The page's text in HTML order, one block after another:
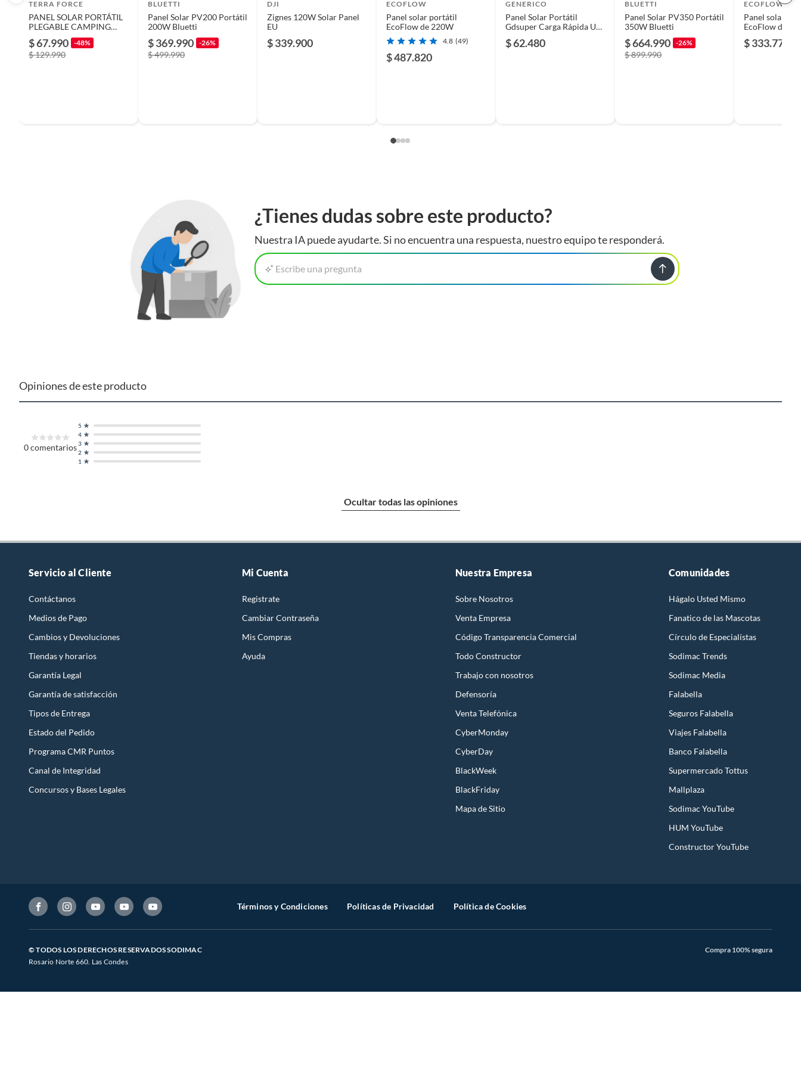
Tecnología fotovoltaica Monocristalino
Porcentaje de eficiencia (%)
TERRA FORCE
PANEL SOLAR PORTÁTIL
PLEGABLE CAMPING
40W WATERPROOF USB
USB-C QC30 Y PD18W
$ 67.990 -48%
$ 129.990
BLUETTI
Panel Solar PV200 Portátil
200W Bluetti
$ 369.990 -26%
$ 499.990
DJI
Zignes 120W Solar Panel
EU
$ 339.900
ECOFLOW
Panel solar portátil
EcoFlow de 220W
4.8 (49)
$ 487.820
GENERICO
Panel Solar Portátil
Gdsuper Carga Rápida USB
$ 62.480
BLUETTI
Panel Solar PV350 Portátil
350W Bluetti
$ 664.990 -26%
$ 899.990
ECOFLOW
Panel solar
EcoFlow de
$ 333.770
¿Tienes dudas sobre este producto?
Nuestra IA puede ayudarte. Si no encuentra una respuesta, nuestro equipo te responderá.
Escribe una pregunta
Opiniones de este producto
0comentarios
1
2
3
4
5
Ocultar todas las opiniones
Servicio al Cliente
Contáctanos
Medios de Pago
Cambios y Devoluciones
Tiendas y horarios
Garantía Legal
Garantía de satisfacción
Tipos de Entrega
Estado del Pedido
Programa CMR Puntos
Canal de Integridad
Concursos y Bases Legales
Mi Cuenta
Registrate
Cambiar Contraseña
Mis Compras
Ayuda
Nuestra Empresa
Sobre Nosotros
Venta Empresa
Código Transparencia Comercial
Todo Constructor
Trabajo con nosotros
Defensoría
Venta Telefónica
CyberMonday
CyberDay
BlackWeek
BlackFriday
Mapa de Sitio
Comunidades
Hágalo Usted Mismo
Fanatico de las Mascotas
Círculo de Especialístas
Sodimac Trends
Sodimac Media
Falabella
Seguros Falabella
Viajes Falabella
Banco Falabella
Supermercado Tottus
Mallplaza
Sodimac YouTube
HUM YouTube
Constructor YouTube
Términos y Condiciones Políticas de Privacidad Política de Cookies
© TODOS LOS DERECHOS RESERVADOS SODIMAC
Rosario Norte 660. Las Condes
Compra 100% segura